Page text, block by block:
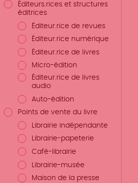
Éditeurs.rices et structures
éditrices
Éditeur.rice de revues
Éditeur.rice numérique
Éditeur.rice de livres
Micro-édition
Éditeur.rice de livres
audio
Auto-édition
Points de vente du livre
Librairie indépendante
Librairie-papeterie
Café-librairie
Librairie-musée
Maison de la presse